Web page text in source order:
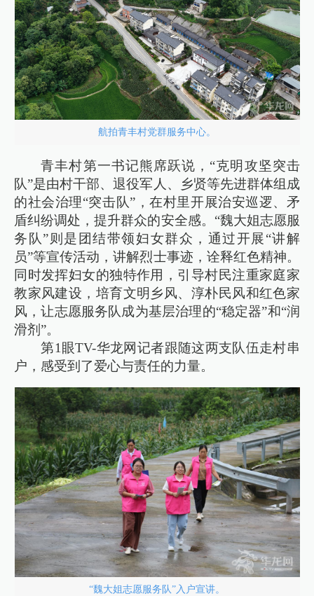
航拍青丰村党群服务中心。
青丰村第一书记熊席跃说，“克明攻坚突击
队”是由村干部、退役军人、乡贤等先进群体组成
的社会治理“突击队”，在村里开展治安巡逻、矛
盾纠纷调处，提升群众的安全感。“魏大姐志愿服
务队”则是团结带领妇女群众，通过开展“讲解
员”等宣传活动，讲解烈士事迹，诠释红色精神。
同时发挥妇女的独特作用，引导村民注重家庭家
教家风建设，培育文明乡风、淳朴民风和红色家
风，让志愿服务队成为基层治理的“稳定器”和“润
滑剂”。
第1眼TV-华龙网记者跟随这两支队伍走村串
户，感受到了爱心与责任的力量。
“魏大姐志愿服务队”入户宣讲。